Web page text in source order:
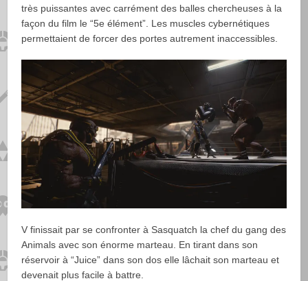
très puissantes avec carrément des balles chercheuses à la
façon du film le “5e élément”. Les muscles cybernétiques
permettaient de forcer des portes autrement inaccessibles.
V finissait par se confronter à Sasquatch la chef du gang des
Animals avec son énorme marteau. En tirant dans son
réservoir à “Juice” dans son dos elle lâchait son marteau et
devenait plus facile à battre.